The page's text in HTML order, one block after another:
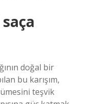
doğal bir
bu karışım,
teşvik